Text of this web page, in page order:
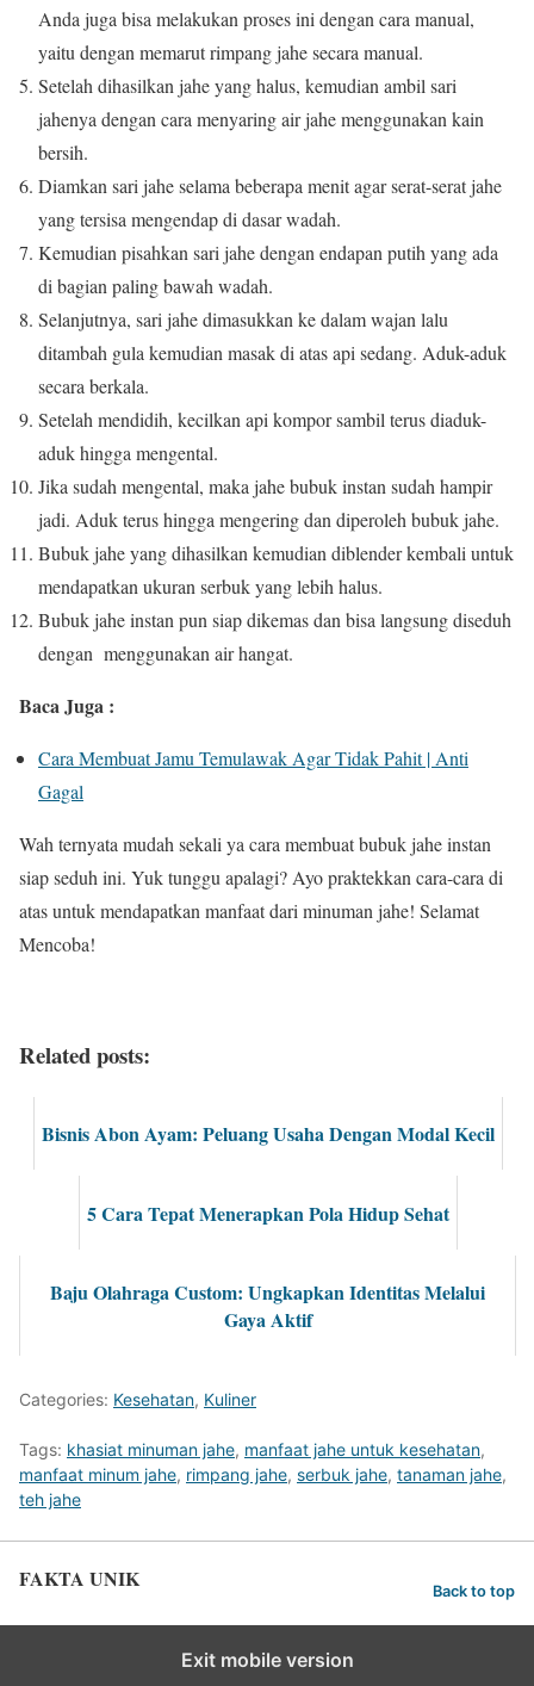
Anda juga bisa melakukan proses ini dengan cara manual,
yaitu dengan memarut rimpang jahe secara manual.
Setelah dihasilkan jahe yang halus, kemudian ambil sari
jahenya dengan cara menyaring air jahe menggunakan kain
bersih.
Diamkan sari jahe selama beberapa menit agar serat-serat jahe
yang tersisa mengendap di dasar wadah.
Kemudian pisahkan sari jahe dengan endapan putih yang ada
di bagian paling bawah wadah.
Selanjutnya, sari jahe dimasukkan ke dalam wajan lalu
ditambah gula kemudian masak di atas api sedang. Aduk-aduk
secara berkala.
Setelah mendidih, kecilkan api kompor sambil terus diaduk-
aduk hingga mengental.
Jika sudah mengental, maka jahe bubuk instan sudah hampir
jadi. Aduk terus hingga mengering dan diperoleh bubuk jahe.
Bubuk jahe yang dihasilkan kemudian diblender kembali untuk
mendapatkan ukuran serbuk yang lebih halus.
Bubuk jahe instan pun siap dikemas dan bisa langsung diseduh
dengan menggunakan air hangat.
Baca Juga :
Cara Membuat Jamu Temulawak Agar Tidak Pahit | Anti
Gagal
Wah ternyata mudah sekali ya cara membuat bubuk jahe instan
siap seduh ini. Yuk tunggu apalagi? Ayo praktekkan cara-cara di
atas untuk mendapatkan manfaat dari minuman jahe! Selamat
Mencoba!
Related posts:
Bisnis Abon Ayam: Peluang Usaha Dengan Modal Kecil
5 Cara Tepat Menerapkan Pola Hidup Sehat
Baju Olahraga Custom: Ungkapkan Identitas Melalui
Gaya Aktif
Categories: Kesehatan, Kuliner
Tags: khasiat minuman jahe, manfaat jahe untuk kesehatan,
manfaat minum jahe, rimpang jahe, serbuk jahe, tanaman jahe,
teh jahe
FAKTA UNIK Back to top
Exit mobile version